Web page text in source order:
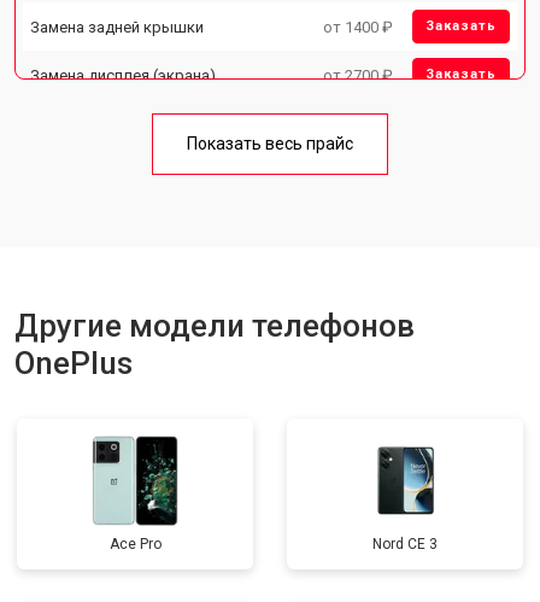
Замена задней крышки от 1400 ₽ Заказать
Замена дисплея (экрана) от 2700 ₽ Заказать
Замена кнопки включения от 1750 ₽
Показать весь прайс
Другие модели телефонов
OnePlus
Ace Pro Nord CE 3